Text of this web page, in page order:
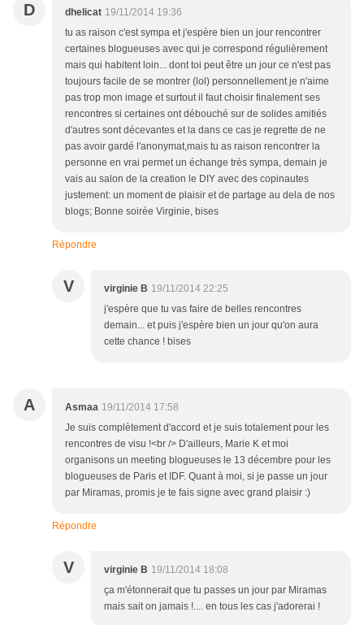
D dhelicat 19/11/2014 19:36
tu as raison c'est sympa et j'espère bien un jour rencontrer
certaines blogueuses avec qui je correspond régulièrement
mais qui habitent loin... dont toi peut être un jour ce n'est pas
toujours facile de se montrer (lol) personnellement je n'aime
pas trop mon image et surtout il faut choisir finalement ses
rencontres si certaines ont débouché sur de solides amitiés
d'autres sont décevantes et la dans ce cas je regrette de ne
pas avoir gardé l'anonymat,mais tu as raison rencontrer la
personne en vrai permet un échange très sympa, demain je
vais au salon de la creation le DIY avec des copinautes
justement: un moment de plaisir et de partage au dela de nos
blogs; Bonne soirée Virginie, bises
Répondre
V virginie B 19/11/2014 22:25
j'espère que tu vas faire de belles rencontres
demain... et puis j'espère bien un jour qu'on aura
cette chance ! bises
A Asmaa 19/11/2014 17:58
Je suis complètement d'accord et je suis totalement pour les
rencontres de visu !<br /> D'ailleurs, Marie K et moi
organisons un meeting blogueuses le 13 décembre pour les
blogueuses de Paris et IDF. Quant à moi, si je passe un jour
par Miramas, promis je te fais signe avec grand plaisir :)
Répondre
V virginie B 19/11/2014 18:08
ça m'étonnerait que tu passes un jour par Miramas
mais sait on jamais !.... en tous les cas j'adorerai !